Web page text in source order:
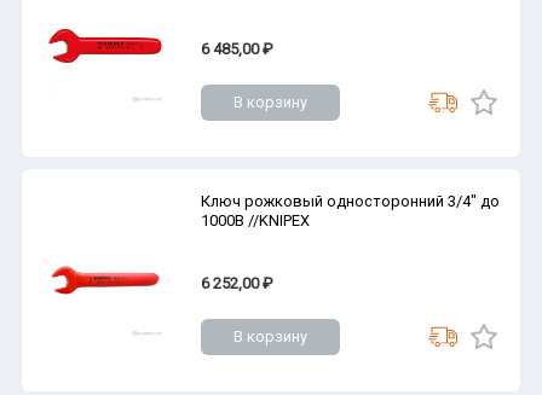
6 485,00 ₽
В корзину
Ключ рожковый односторонний 3/4" до
1000В //KNIPEX
6 252,00 ₽
В корзину